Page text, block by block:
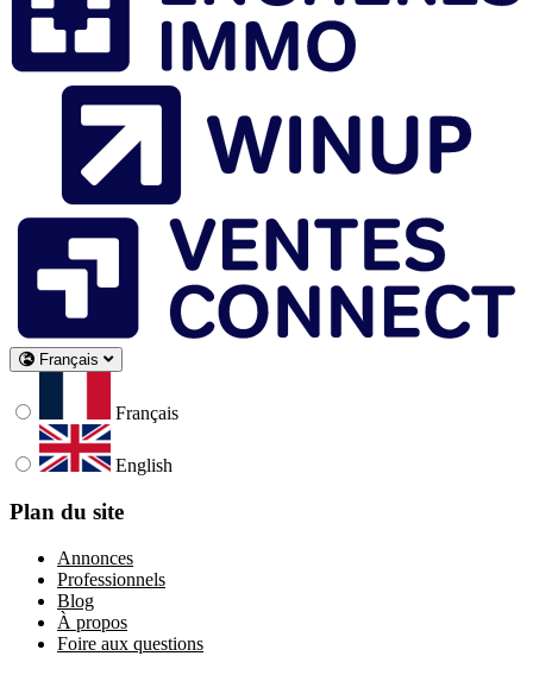
Français
Français
English
Plan du site
Annonces
Professionnels
Blog
À propos
Foire aux questions